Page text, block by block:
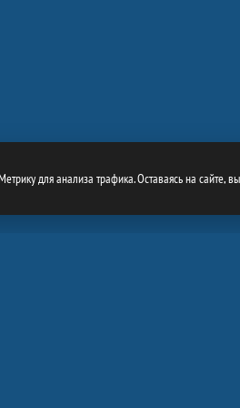
для анализа трафика. Оставаясь на сайте,